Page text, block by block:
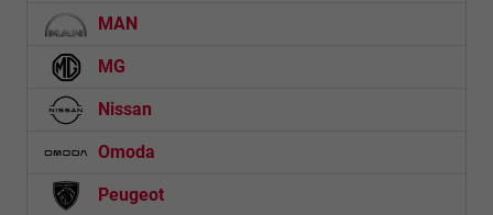
MAN
MG
Nissan
Omoda
Peugeot